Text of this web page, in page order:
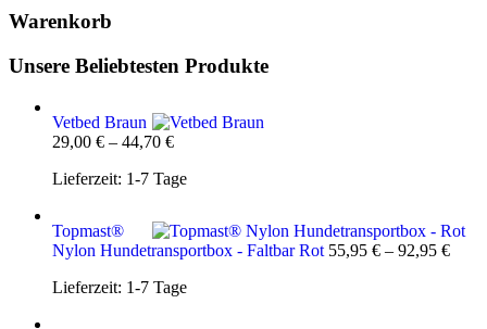
Warenkorb
Unsere Beliebtesten Produkte
Vetbed Braun
29,00 € – 44,70 €
Lieferzeit: 1-7 Tage
Topmast®
Nylon Hundetransportbox - Faltbar Rot 55,95 € – 92,95 €
Lieferzeit: 1-7 Tage